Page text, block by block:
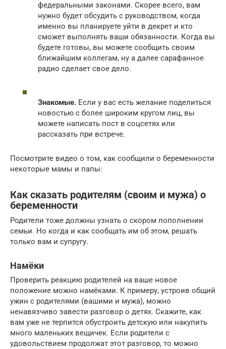
федеральными законами. Скорее всего, вам
нужно будет обсудить с руководством, когда
именно вы планируете уйти в декрет и кто
сможет выполнять ваши обязанности. Когда вы
будете готовы, вы можете сообщить своим
ближайшим коллегам, ну а далее сарафанное
радио сделает свое дело.
Знакомые. Если у вас есть желание поделиться
новостью с более широким кругом лиц, вы
можете написать пост в соцсетях или
рассказать при встрече.
Посмотрите видео о том, как сообщили о беременности
некоторые мамы и папы:
Как сказать родителям (своим и мужа) о
беременности
Родители тоже должны узнать о скором пополнении
семьи. Но когда и как сообщать им об этом, решать
только вам и супругу.
Намёки
Проверить реакцию родителей на ваше новое
положение можно намёками. К примеру, устроив общий
ужин с родителями (вашими и мужа), можно
ненавязчиво завести разговор о детях. Скажите, как
вам уже не терпится обустроить детскую или накупить
много маленьких вещичек. Если родители с
удовольствием продолжат этот разговор, то можно